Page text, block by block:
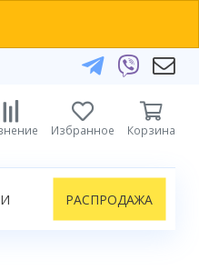
Избранное Корзина
РАСПРОДАЖА